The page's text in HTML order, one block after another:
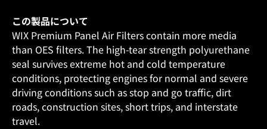
この製品について
WIX Premium Panel Air Filters contain more media
than OES filters. The high-tear strength polyurethane
seal survives extreme hot and cold temperature
conditions, protecting engines for normal and severe
driving conditions such as stop and go traffic, dirt
roads, construction sites, short trips, and interstate
travel.